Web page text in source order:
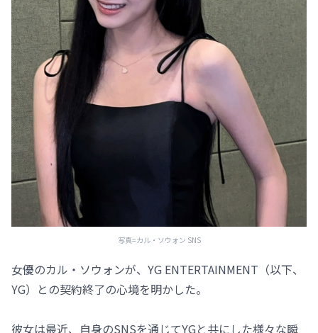
写真=カル・ソウォン SNS
女優のカル・ソウォンが、YG ENTERTAINMENT（以下、
YG）との契約終了の心境を明かした。
彼女は最近、自身のSNSを通じてYGと共にした様々な瞬